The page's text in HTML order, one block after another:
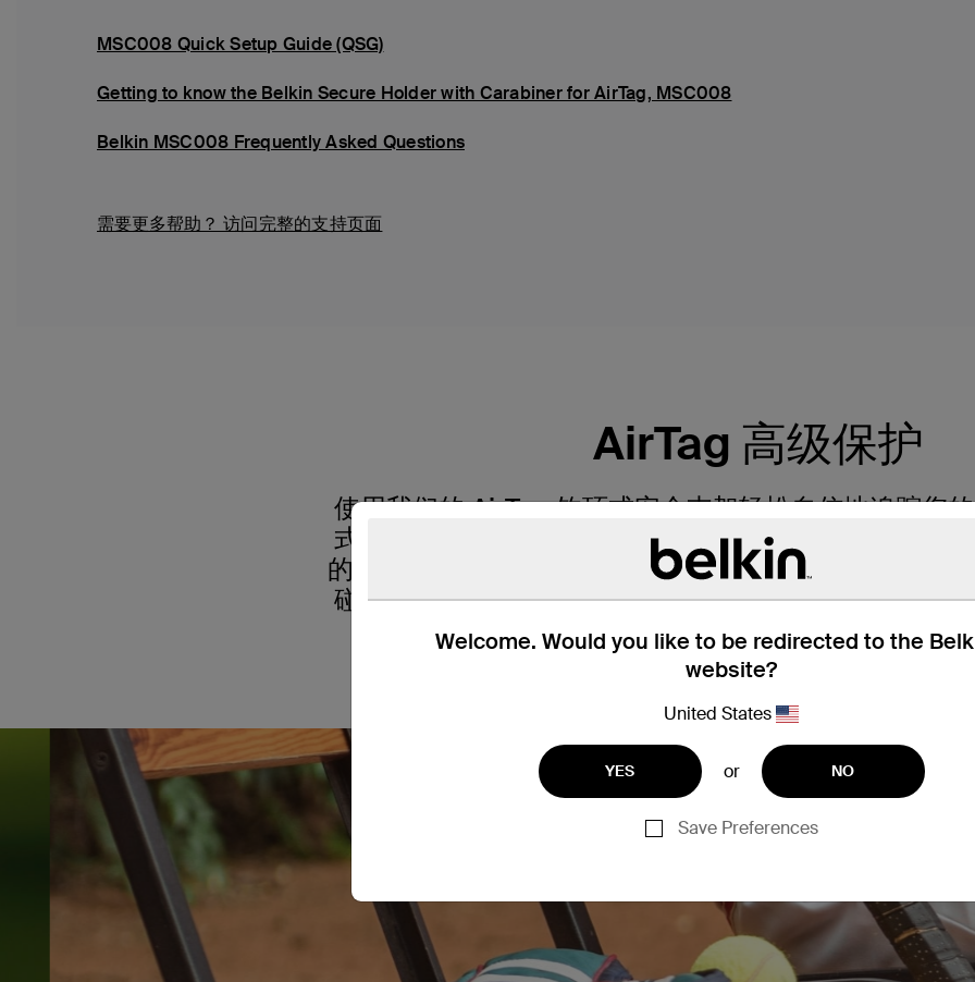
Welcome. Would you like to be redirected to the
website?
United States
YES or NO
Save Preferences
MSC008 Quick Setup Guide (QSG)
Getting to know the Belkin Secure Holder with Carabiner for AirTag, MSC008
Belkin MSC008 Frequently Asked Questions
需要更多帮助？ 访问完整的支持页面
AirTag 高级保护
使用我们的 AirTag 钩环式安全支架轻松自信地追踪您
式设计，可确保 AirTag 固定不动。它的耐用钩环可通
的金属环和弹簧闸板轻松固定到您的物品上。安全支架
碰和刮擦，而它的开放式设计使 AirTag 的两侧都可见
任何定制外观。它有四种时尚颜色可供搭配